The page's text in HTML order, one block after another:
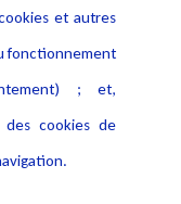
et autres
fonctionnement
; et,
cookies de